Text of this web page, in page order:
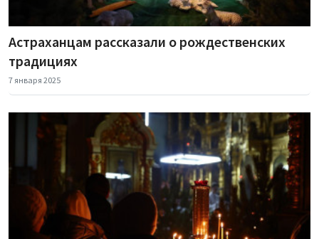
Астраханцам рассказали о рождественских
традициях
7 января 2025